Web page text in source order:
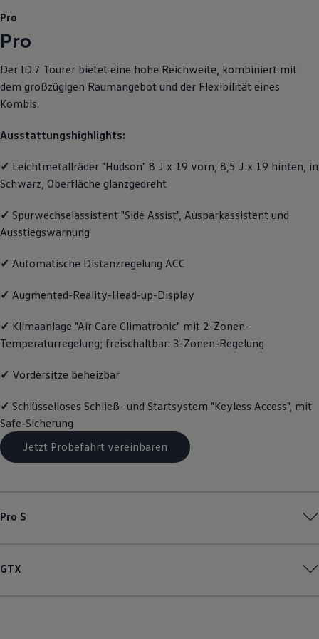
Volkswagen Teile
Zubehör
Modellspezifisches Zubehör
Individualisieren
Digitale Extras
Dienste für Ihr Modell finden
Volkswagen Apps, Login und Shop
Updates für Software, Karten und Radio
Über Ihr Auto
Vorgängermodelle
Volkswagen Kundenbetreuung
Assistenzsysteme
Live Beratung
Magazin
Lifestyle
Familie
Elektromobilität
Pannen- und Unfallhilfe
Volkswagen Kundenbetreuung
Pro
Pro
Der ID.7 Tourer bietet eine hohe Reichweite, kombiniert mit
dem großzügigen Raumangebot und der Flexibilität eines
Kombis.
Ausstattungshighlights:
✓ Leichtmetallräder "Hudson" 8 J x 19 vorn, 8,5 J x 19 hinten, in
Schwarz, Oberfläche glanzgedreht
✓ Spurwechselassistent "Side Assist", Ausparkassistent und
Ausstiegswarnung
✓ Automatische Distanzregelung ACC
✓ Augmented-Reality-Head-up-Display
✓ Klimaanlage "Air Care Climatronic" mit 2-Zonen-
Temperaturregelung; freischaltbar: 3-Zonen-Regelung
✓ Vordersitze beheizbar
✓ Schlüsselloses Schließ- und Startsystem "Keyless Access", mit
Safe-Sicherung
Jetzt Probefahrt vereinbaren
Pro S
GTX